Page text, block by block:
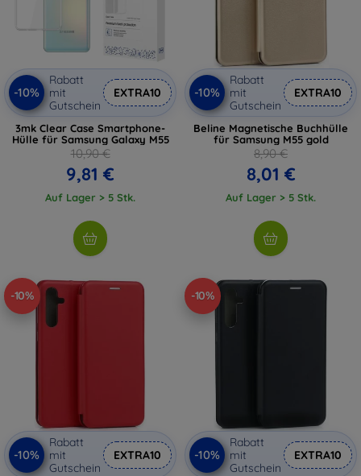
-10%
Rabatt
mit
Gutschein
EXTRA10
3mk Clear Case Smartphone-
Hülle für Samsung Galaxy M55
10,90 €
9,81 €
Auf Lager > 5 Stk.
-10%
Rabatt
mit
Gutschein
EXTRA10
Beline Magnetische Buchhülle
für Samsung M55 gold
8,90 €
8,01 €
Auf Lager > 5 Stk.
-10%
-10%
Rabatt
mit
Gutschein
EXTRA10
-10%
-10%
Rabatt
mit
Gutschein
EXTRA10